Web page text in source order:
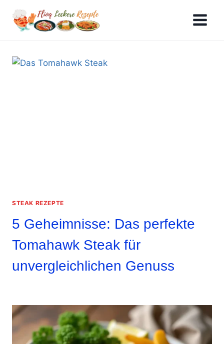
content
STEAK REZEPTE
5 Geheimnisse: Das perfekte
Tomahawk Steak für
unvergleichlichen Genuss